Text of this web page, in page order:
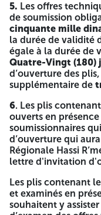
numéro de l’affaire,
à notre compte
0832200109 Clé 50
4.Le mode de
présent Appel
5.Au titre du présent
doivent être remises
contenus dans un
suivante :
SOCIETE SONATRACH
ACTIVITE
DIVISION
R’MEL
5. Les offres
de soumission
cinquante mille
la durée de validité
égale à la durée de
Quatre-Vingt (180)
d’ouverture des
supplémentaire de
6. Les plis
ouverts en
soumissionnaires
d’ouverture qui
Régionale Hassi
lettre d'invitation
Les plis contenant
et examinés en
souhaitent y